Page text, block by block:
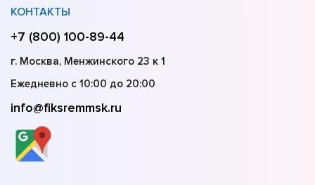
КОНТАКТЫ
+7 (800) 100-89-44
г. Москва, Менжинского 23 к 1
Ежедневно с 10:00 до 20:00
info@fiksremmsk.ru